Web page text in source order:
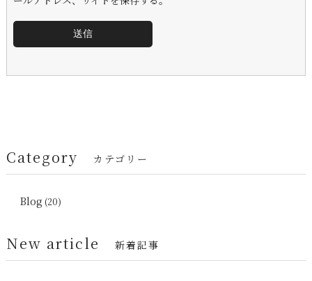
Category カテゴリー
Blog (20)
New article 新着記事